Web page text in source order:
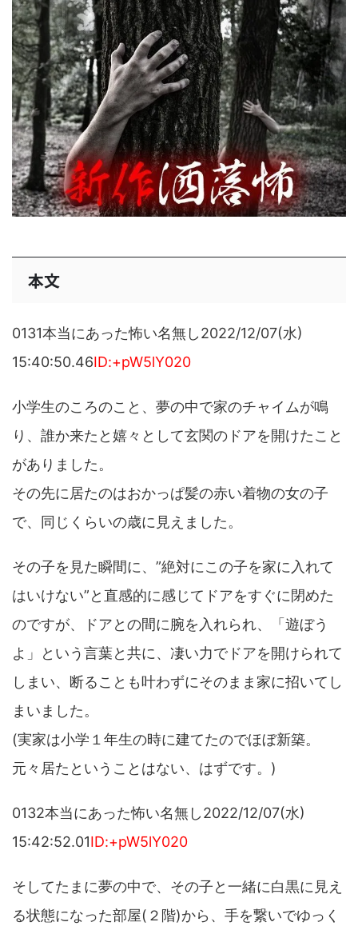
本文
0131本当にあった怖い名無し2022/12/07(水)
15:40:50.46ID:+pW5lY020
小学生のころのこと、夢の中で家のチャイムが鳴
り、誰か来たと嬉々として玄関のドアを開けたこと
がありました。
その先に居たのはおかっぱ髪の赤い着物の女の子
で、同じくらいの歳に見えました。
その子を見た瞬間に、”絶対にこの子を家に入れて
はいけない”と直感的に感じてドアをすぐに閉めた
のですが、ドアとの間に腕を入れられ、「遊ぼう
よ」という言葉と共に、凄い力でドアを開けられて
しまい、断ることも叶わずにそのまま家に招いてし
まいました。
(実家は小学１年生の時に建てたのでほぼ新築。
元々居たということはない、はずです。)
0132本当にあった怖い名無し2022/12/07(水)
15:42:52.01ID:+pW5lY020
そしてたまに夢の中で、その子と一緒に白黒に見え
る状態になった部屋(２階)から、手を繋いでゆっく